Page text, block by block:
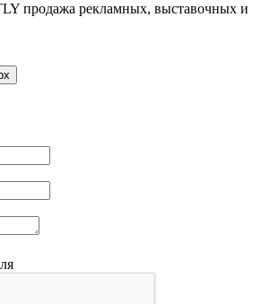
продажа рекламных, выставочных и